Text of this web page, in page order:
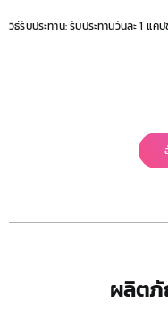
วิธีรับประทาน: รับประทานวันละ 1 แค
ผลิต